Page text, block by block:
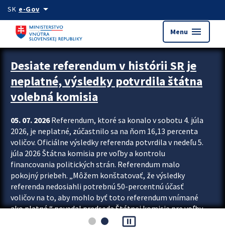
Preskocit na hlavný obsah
SK e-Govarrow_drop_down
Menu menu
Zastavit automatický posun upútavok
Desiate referendum v histórii SR je
neplatné, výsledky potvrdila štátna
volebná komisia
05. 07. 2026Referendum, ktoré sa konalo v sobotu 4. júla
2026, je neplatné, zúčastnilo sa na ňom 16,13 percenta
voličov. Oficiálne výsledky referenda potvrdila v nedeľu 5.
júla 2026 Štátna komisia pre voľby a kontrolu
financovania politických strán. Referendum malo
pokojný priebeh. „Môžem konštatovať, že výsledky
referenda nedosiahli potrebnú 50-percentnú účasť
voličov na to, aby mohlo byť toto referendum vnímané
ako platné,“ povedal predseda Štátnej komisie pre voľby
a kontrolu financovania politických...
pause_presentation